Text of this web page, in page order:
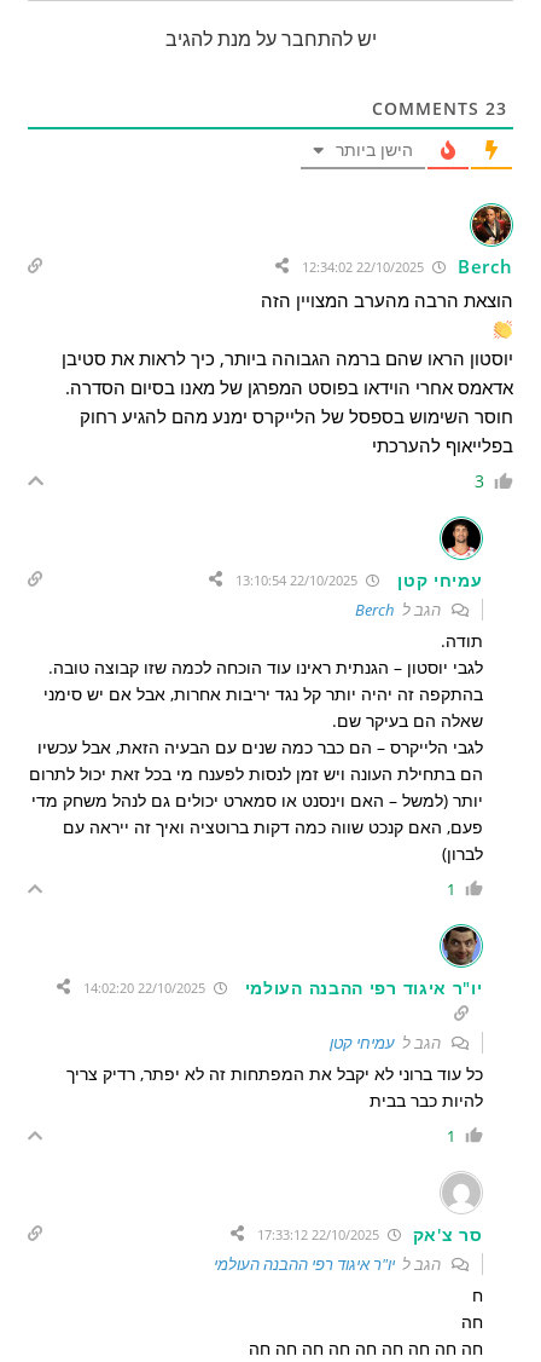
יש להתחבר על מנת להגיב
23
הישן ביותר
Berch
הוצאת הרבה מהערב המצויין הזה
יוסטון הראו שהם ברמה הגבוהה ביותר, כיך לראות את סטיבן
אדאמס אחרי הוידאו בפוסט המפרגן של מאנו בסיום הסדרה.
חוסר השימוש בספסל של הלייקרס ימנע מהם להגיע רחוק
בפלייאוף להערכתי
3
עמיחי קטן
הגב ל Berch
תודה.
לגבי יוסטון – הגנתית ראינו עוד הוכחה לכמה שזו קבוצה טובה.
בהתקפה זה יהיה יותר קל נגד יריבות אחרות, אבל אם יש סימני
שאלה הם בעיקר שם.
לגבי הלייקרס – הם כבר כמה שנים עם הבעיה הזאת, אבל עכשיו
הם בתחילת העונה ויש זמן לנסות לפענח מי בכל זאת יכול לתרום
יותר (למשל – האם וינסנט או סמארט יכולים גם לנהל משחק מדי
פעם, האם קנכט שווה כמה דקות ברוטציה ואיך זה ייראה עם
לברון)
1
יו"ר איגוד רפי ההבנה העולמי 22/10/2025 14:02:20
הגב לעמיחי קטן
כל עוד ברוני לא יקבל את המפתחות זה לא יפתר, רדיק צריך
להיות כבר בבית
1
סר צ'אק 22/10/2025 17:33:12
הגב ליו"ר איגוד רפי ההבנה העולמי
ח
חה
חה חה חה חה חה חה חה חה חה